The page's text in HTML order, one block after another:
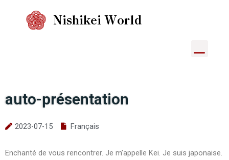
Nishikei World
Menu
auto-présentation
2023-07-15 Français
Enchanté de vous rencontrer. Je m’appelle Kei. Je suis japonaise.